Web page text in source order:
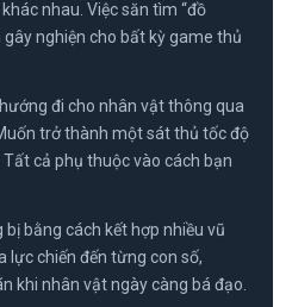
nhau. Việc săn tìm “đồ
gây nghiện cho bất kỳ game thủ
đi cho nhân vật thông qua
trở thành một sát thủ tốc độ
cả phụ thuộc vào cách bạn
bằng cách kết hợp nhiều vũ
lực chiến đến từng con số,
khi nhân vật ngày càng bá đạo.